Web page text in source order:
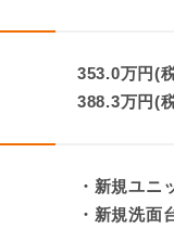
353.0万円(
388.3万円(
・新規ユニ
・新規洗面